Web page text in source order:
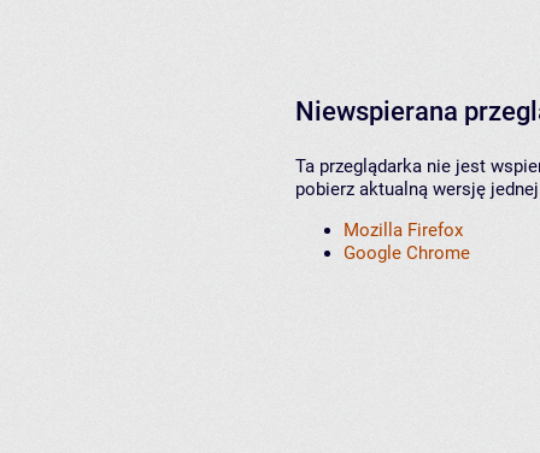
Niewspierana
Ta przeglądarka nie jest
pobierz aktualną wersję
Mozilla Firefox
Google Chrome